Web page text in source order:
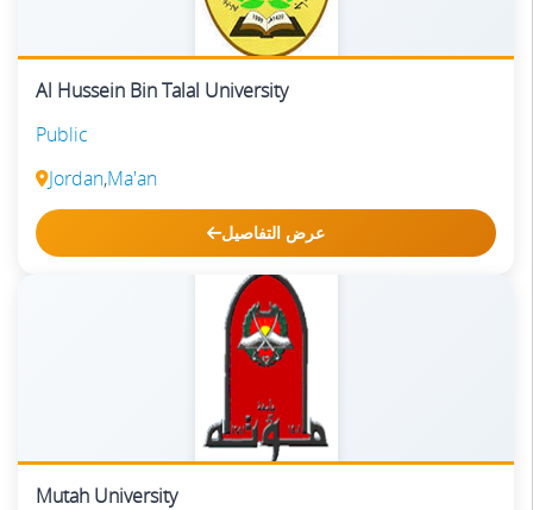
Al Hussein Bin Talal University
Public
Jordan,Ma'an
عرض التفاصيل
Mutah University